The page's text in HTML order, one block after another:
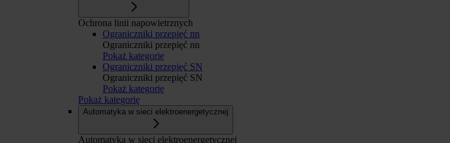
Ochrona linii napowietrznych
Ograniczniki przepięć nn
Ograniczniki przepięć nn
Pokaż kategorię
Ograniczniki przepięć SN
Ograniczniki przepięć SN
Pokaż kategorię
Pokaż kategorię
Automatyka w sieci elektroenergetycznej
Automatyka w sieci elektroenergetycznej